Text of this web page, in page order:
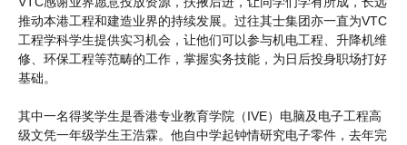
推动本港工程和建造业界的持续发展。过往其士集团亦一直为VTC
工程学科学生提供实习机会，让他们可以参与机电工程、升降机维
修、环保工程等范畴的工作，掌握实务技能，为日后投身职场打好
基础。
其中一名得奖学生是香港专业教育学院（IVE）电脑及电子工程高
级文凭一年级学生王浩霖。他自中学起钟情研究电子零件，去年完